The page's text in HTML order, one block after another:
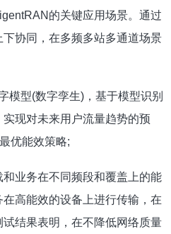
的关键应用场景。通过
协同，在多频多站多通道场景
模型(数字孪生)，基于模型识别
现对未来用户流量趋势的预
优能效策略;
业务在不同频段和覆盖上的能
高能效的设备上进行传输，在
结果表明，在不降低网络质量